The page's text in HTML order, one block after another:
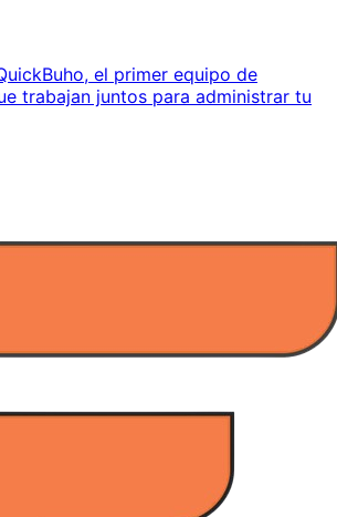
el primer equipo de
trabajan juntos para administrar tu